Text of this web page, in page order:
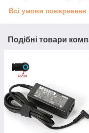
Всі умови повернення
Подібні товари